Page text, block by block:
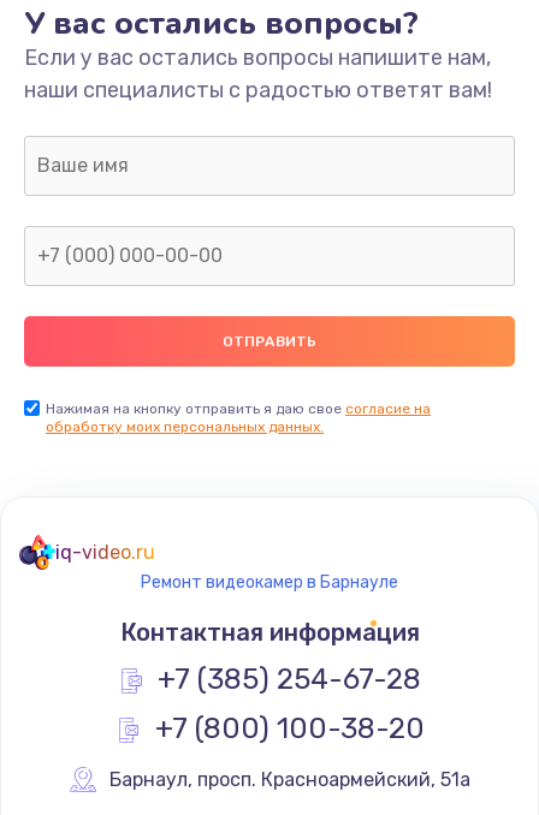
Замена/Pемонт карбюратора
1300 руб.
Заказать
Ремонт капиллярной трубки
400 руб.
Заказать
Замена термостата
1200 руб.
Заказать
Замена реле
У вас остались вопросы?
Если у вас остались вопросы напишите нам,
наши специалисты с радостью ответят вам!
Нажимая на кнопку отправить я даю свое согласие на
обработку моих персональных данных.
iq-video.ru
Ремонт видеокамер в Барнауле
Контактная информация
+7 (385) 254-67-28
+7 (800) 100-38-20
Барнаул, просп. Красноармейский, 51а